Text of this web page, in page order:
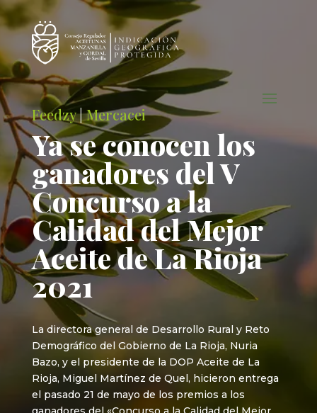
Feedzy|Mercacei
Ya se conocen los
ganadores del V
Concurso a la
Calidad del Mejor
Aceite de La Rioja
2021
La directora general de Desarrollo Rural y Reto
Demográfico del Gobierno de La Rioja, Nuria
Bazo, y el presidente de la DOP Aceite de La
Rioja, Miguel Martínez de Quel, hicieron entrega
el pasado 21 de mayo de los premios a los